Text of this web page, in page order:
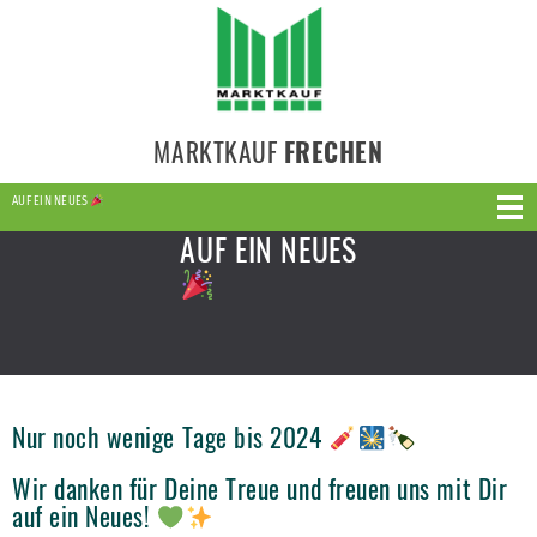
MARKTKAUF FRECHEN
AUF EIN NEUES
AUF EIN NEUES
Nur noch wenige Tage bis 2024
Wir danken für Deine Treue und freuen uns mit Dir
auf ein Neues!